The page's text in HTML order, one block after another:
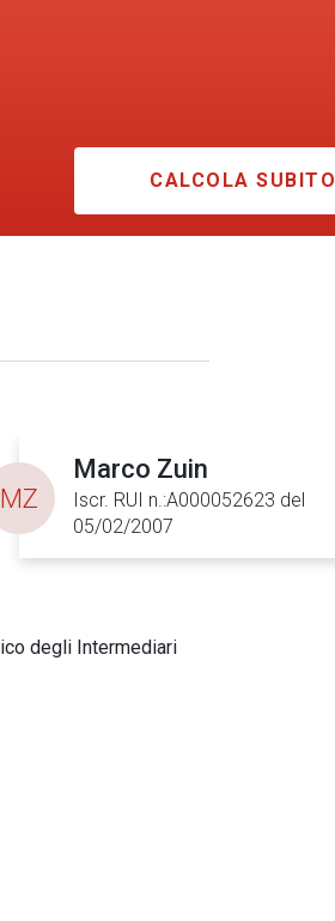
CALCOLA SUBITO
Marco Zuin
Iscr. RUI n.:A000052623 del
05/02/2007
MZ
degli Intermediari